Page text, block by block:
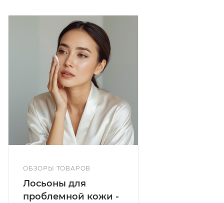
ОБЗОРЫ ТОВАРОВ
Лосьоны для
проблемной кожи -